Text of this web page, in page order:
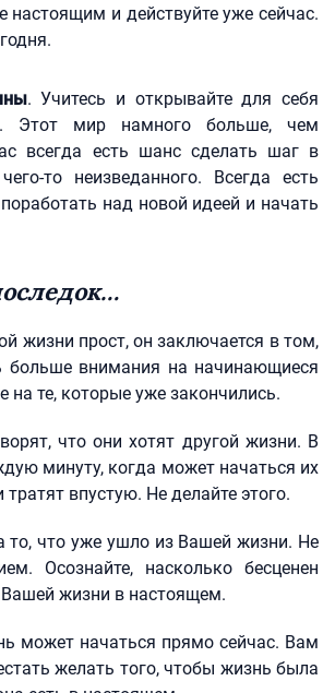
настоящим и действуйте уже сейчас.
. Учитесь и открывайте для себя
Этот мир намного больше, чем
всегда есть шанс сделать шаг в
то неизведанного. Всегда есть
над новой идеей и начать
жизни прост, он заключается в том,
больше внимания на начинающиеся
на те, которые уже закончились.
что они хотят другой жизни. В
минуту, когда может начаться их
впустую. Не делайте этого.
то, что уже ушло из Вашей жизни. Не
Осознайте, насколько бесценен
жизни в настоящем.
может начаться прямо сейчас. Вам
желать того, чтобы жизнь была